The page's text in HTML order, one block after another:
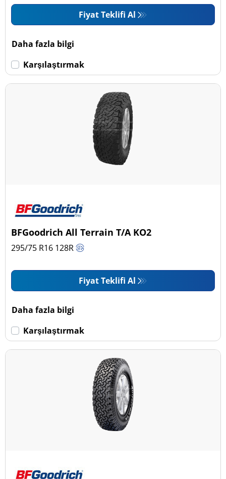
Run flat (Patlamaz) (0)
Run flat (Patlamaz) değil (3)
Fiyat Teklifi Al
Daha fazla bilgi
Karşılaştırmak
BFGoodrich All Terrain T/A KO2
295/75 R16 128R
Fiyat Teklifi Al
Daha fazla bilgi
Karşılaştırmak